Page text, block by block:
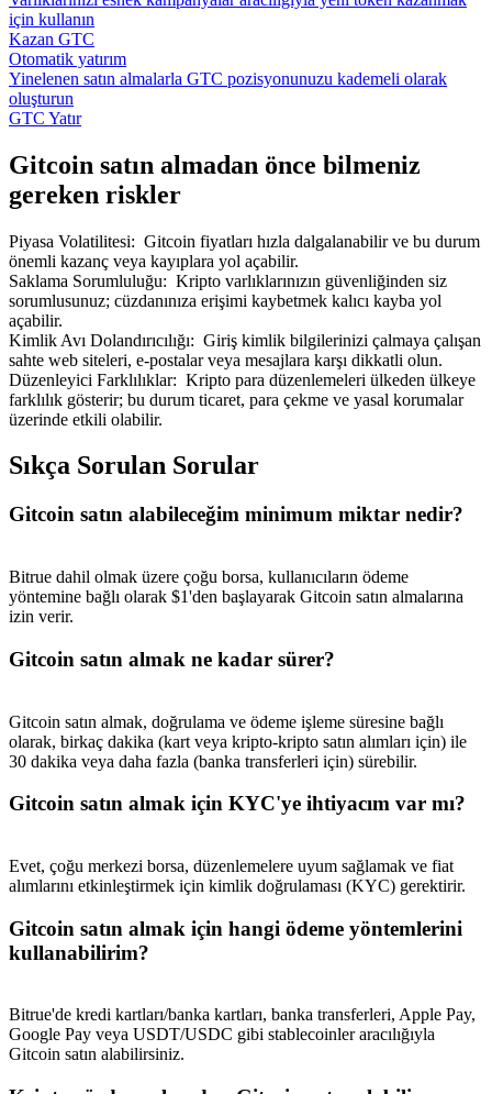
için kullanın
Kazan GTC
Otomatik yatırım
Yinelenen satın almalarla GTC pozisyonunuzu kademeli olarak
oluşturun
GTC Yatır
Gitcoin satın almadan önce bilmeniz
gereken riskler
Piyasa Volatilitesi: Gitcoin fiyatları hızla dalgalanabilir ve bu durum
önemli kazanç veya kayıplara yol açabilir.
Saklama Sorumluluğu: Kripto varlıklarınızın güvenliğinden siz
sorumlusunuz; cüzdanınıza erişimi kaybetmek kalıcı kayba yol
açabilir.
Kimlik Avı Dolandırıcılığı: Giriş kimlik bilgilerinizi çalmaya çalışan
sahte web siteleri, e-postalar veya mesajlara karşı dikkatli olun.
Düzenleyici Farklılıklar: Kripto para düzenlemeleri ülkeden ülkeye
farklılık gösterir; bu durum ticaret, para çekme ve yasal korumalar
üzerinde etkili olabilir.
Sıkça Sorulan Sorular
Gitcoin satın alabileceğim minimum miktar nedir?
Bitrue dahil olmak üzere çoğu borsa, kullanıcıların ödeme
yöntemine bağlı olarak $1'den başlayarak Gitcoin satın almalarına
izin verir.
Gitcoin satın almak ne kadar sürer?
Gitcoin satın almak, doğrulama ve ödeme işleme süresine bağlı
olarak, birkaç dakika (kart veya kripto-kripto satın alımları için) ile
30 dakika veya daha fazla (banka transferleri için) sürebilir.
Gitcoin satın almak için KYC'ye ihtiyacım var mı?
Evet, çoğu merkezi borsa, düzenlemelere uyum sağlamak ve fiat
alımlarını etkinleştirmek için kimlik doğrulaması (KYC) gerektirir.
Gitcoin satın almak için hangi ödeme yöntemlerini
kullanabilirim?
Bitrue'de kredi kartları/banka kartları, banka transferleri, Apple Pay,
Google Pay veya USDT/USDC gibi stablecoinler aracılığıyla
Gitcoin satın alabilirsiniz.